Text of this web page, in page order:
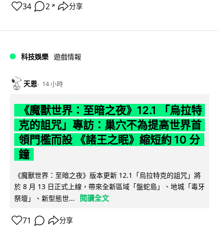
34 2 ↗ 分享
科技娛樂 遊戲情報
天恩 14 小時
《魔獸世界：至暗之夜》12.1 「烏拉特
克的詛咒」專訪：巢穴不為提高世界首
領門檻而設 《諸王之眠》縮短約 10 分
鐘
《魔獸世界：至暗之夜》版本更新 12.1「烏拉特克的詛咒」將
於 8 月 13 日正式上線，帶來全新區域「盤蛇島」、地城「毒牙
祭壇」、新型態世...
閱讀全文
71 分享